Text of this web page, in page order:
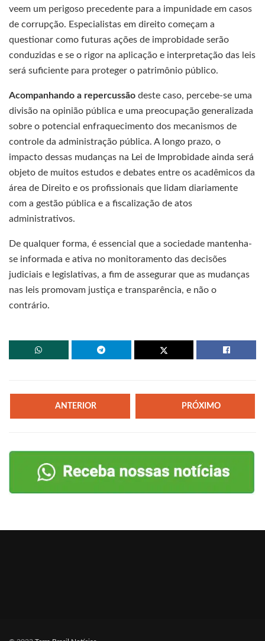
veem um perigoso precedente para a impunidade em casos
de corrupção. Especialistas em direito começam a
questionar como futuras ações de improbidade serão
conduzidas e se o rigor na aplicação e interpretação das leis
será suficiente para proteger o patrimônio público.
Acompanhando a repercussão deste caso, percebe-se uma
divisão na opinião pública e uma preocupação generalizada
sobre o potencial enfraquecimento dos mecanismos de
controle da administração pública. A longo prazo, o
impacto dessas mudanças na Lei de Improbidade ainda será
objeto de muitos estudos e debates entre os acadêmicos da
área de Direito e os profissionais que lidam diariamente
com a gestão pública e a fiscalização de atos
administrativos.
De qualquer forma, é essencial que a sociedade mantenha-
se informada e ativa no monitoramento das decisões
judiciais e legislativas, a fim de assegurar que as mudanças
nas leis promovam justiça e transparência, e não o
contrário.
ANTERIOR PRÓXIMO